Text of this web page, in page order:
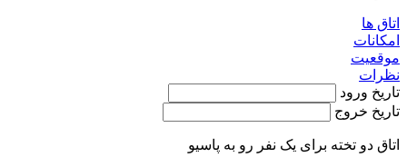
اتاق ها
امکانات
موقعیت
نظرات
تاریخ ورود
تاریخ خروج
اتاق دو تخته برای یک نفر رو به پاسیو